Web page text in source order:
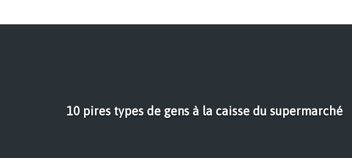
10 pires types de gens à la caisse du supermarché